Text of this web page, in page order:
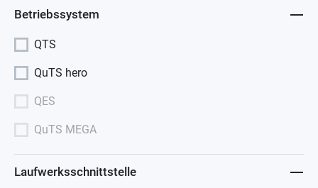
Betriebssystem
QTS
QuTS hero
QES
QuTS MEGA
Laufwerksschnittstelle